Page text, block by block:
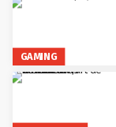
GAMING